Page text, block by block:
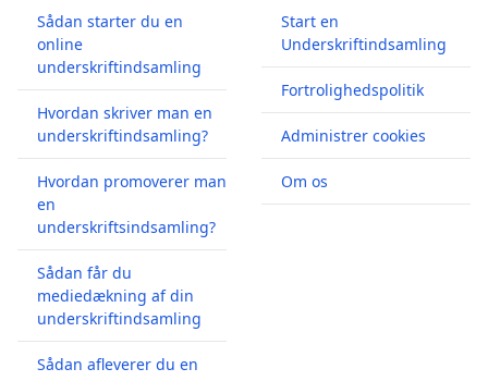
Sådan starter du en
online
underskriftindsamling
Hvordan skriver man en
underskriftindsamling?
Hvordan promoverer man
en
underskriftsindsamling?
Sådan får du
mediedækning af din
underskriftindsamling
Sådan afleverer du en
Start en
Underskriftindsamling
Fortrolighedspolitik
Administrer cookies
Om os